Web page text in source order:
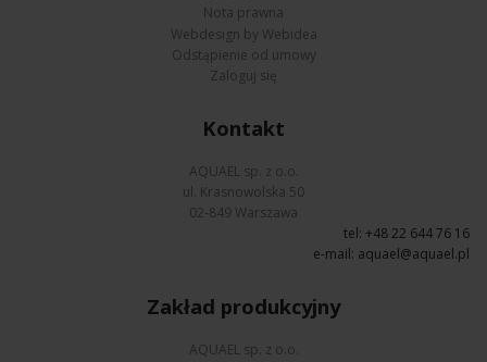
Nota prawna
Webdesign by Webidea
Odstąpienie od umowy
Zaloguj się
Kontakt
AQUAEL sp. z o.o.
ul. Krasnowolska 50
02-849 Warszawa
tel: +48 22 644 76 16
e-mail: aquael@aquael.pl
Zakład produkcyjny
AQUAEL sp. z o.o.